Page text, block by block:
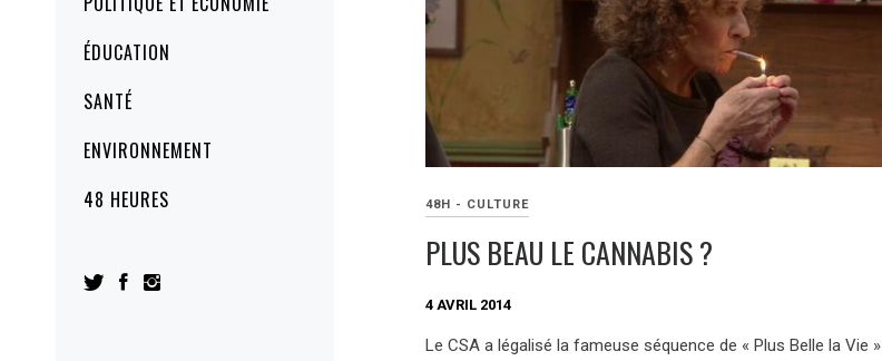
ÉDUCATION
SANTÉ
ENVIRONNEMENT
48 HEURES
48H - CULTURE
PLUS BEAU LE CANNABIS ?
4 AVRIL 2014
Le CSA a légalisé la fameuse séquence de « Plus Belle la Vie »